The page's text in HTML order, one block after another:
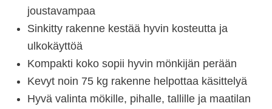
joustavampaa
Sinkitty rakenne kestää hyvin kosteutta ja
ulkokäyttöä
Kompakti koko sopii hyvin mönkijän perään
Kevyt noin 75 kg rakenne helpottaa käsittelyä
Hyvä valinta mökille, pihalle, tallille ja maatilan